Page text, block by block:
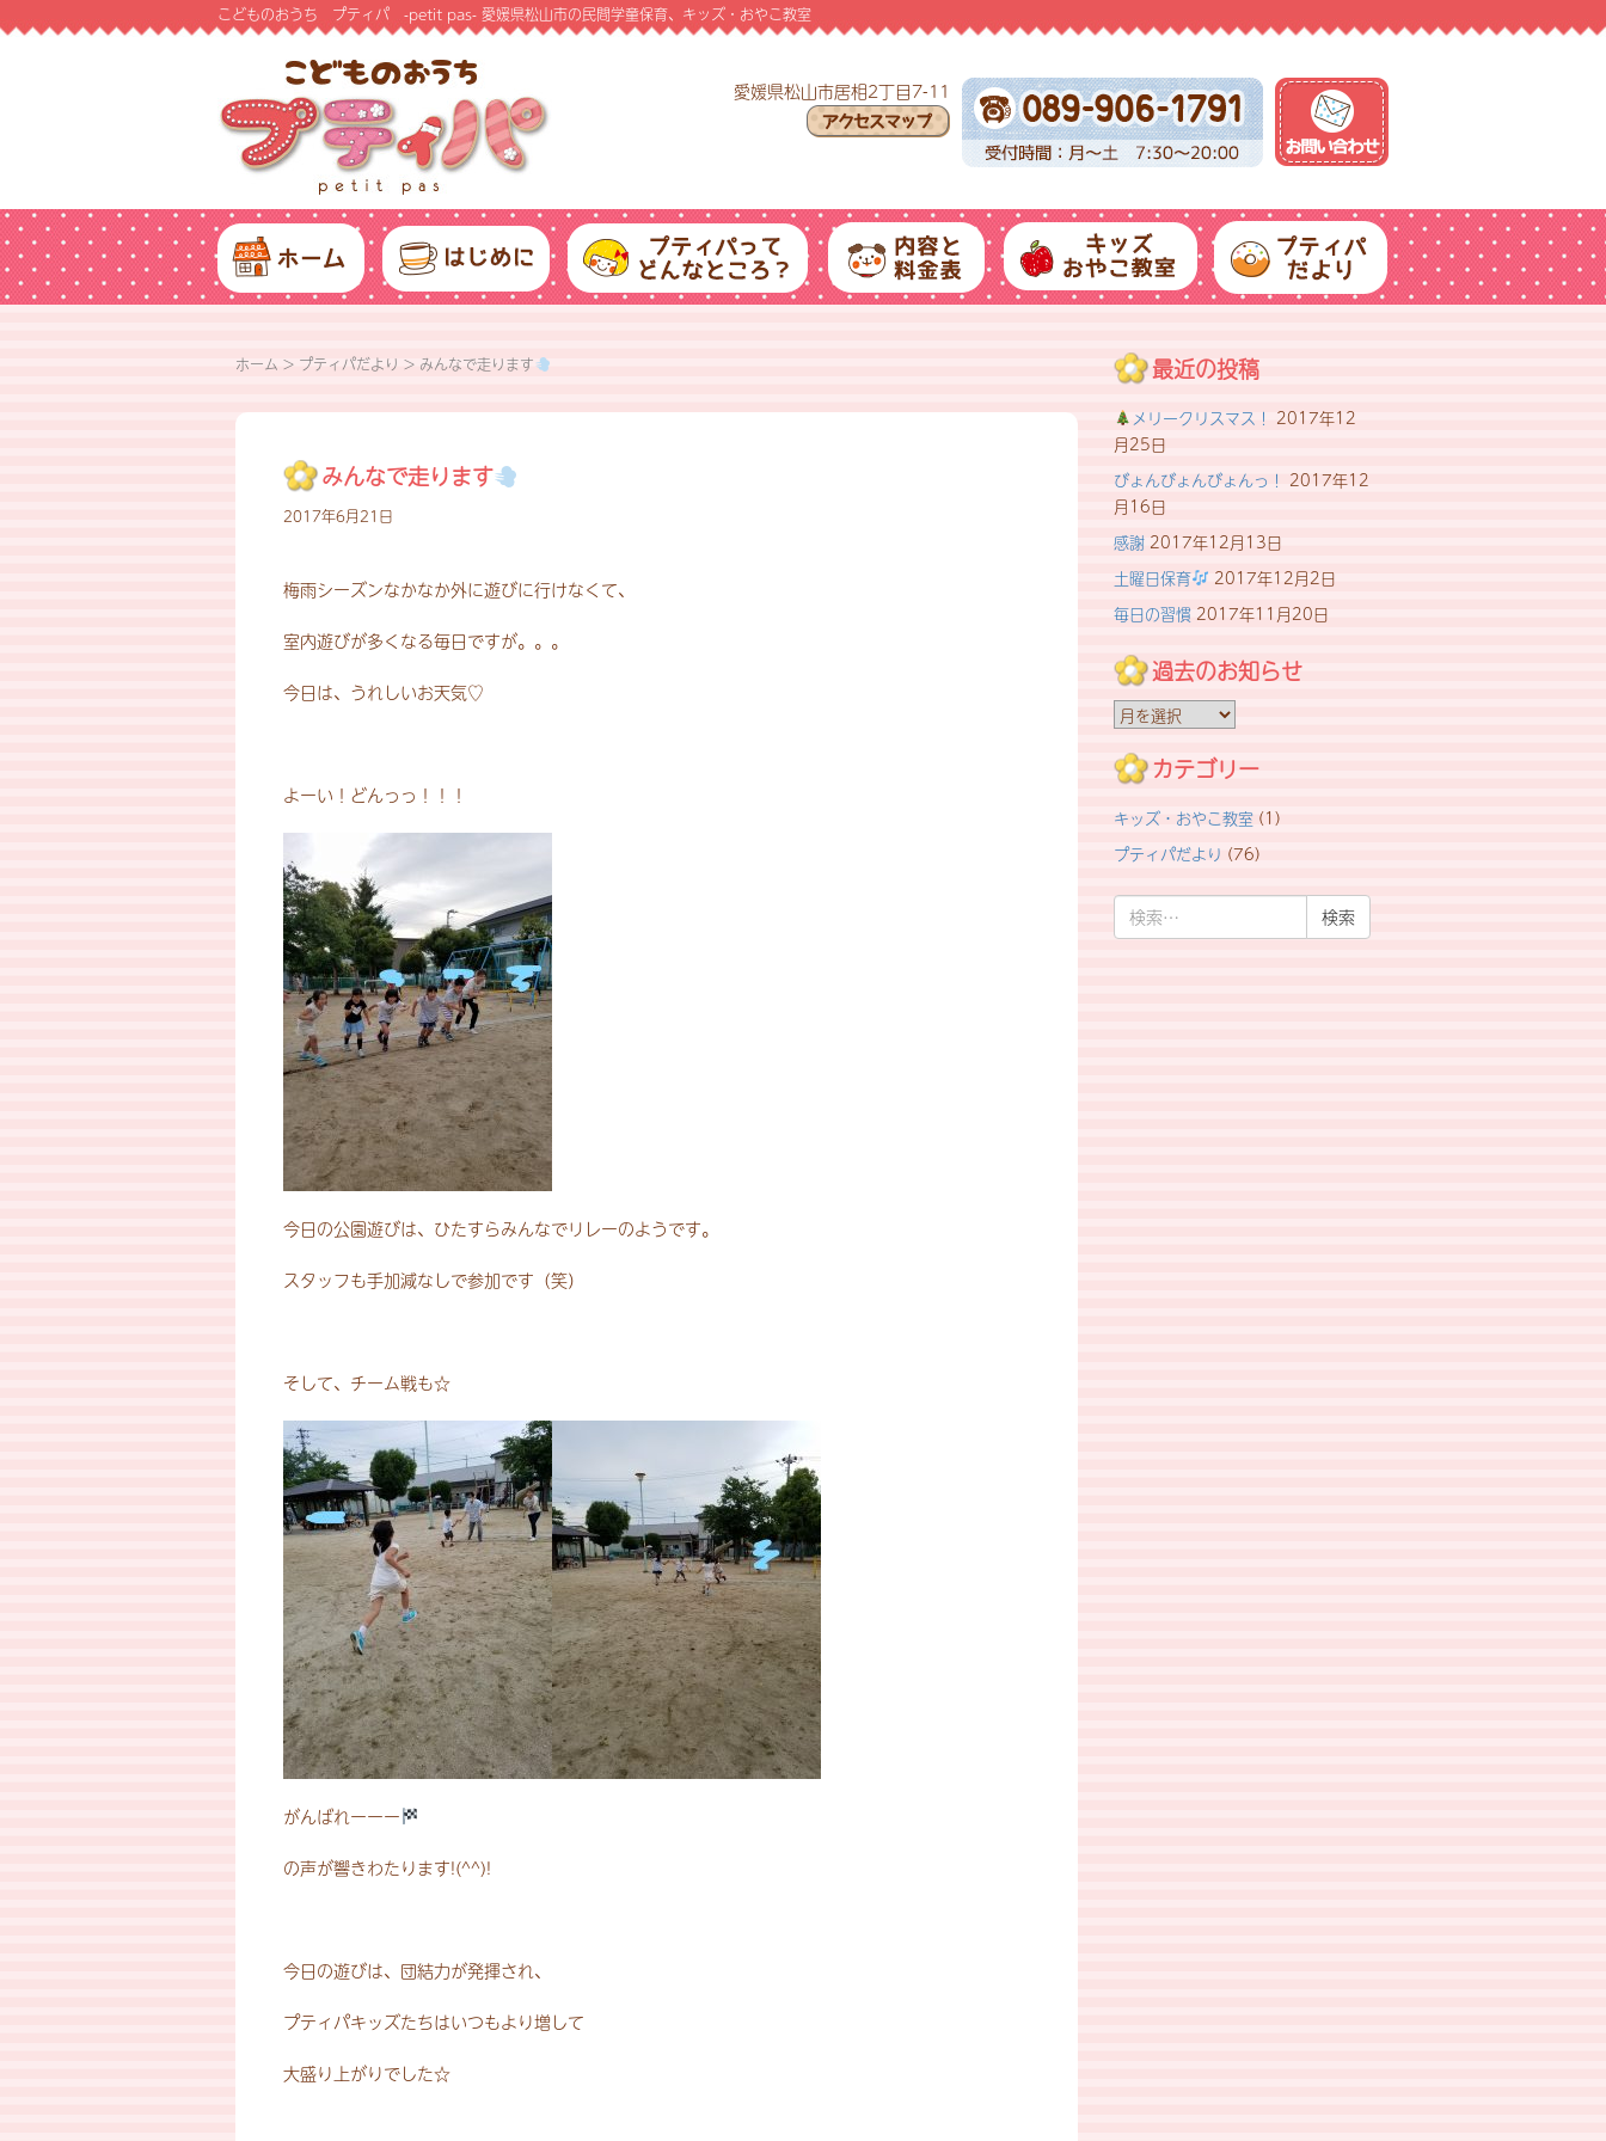
こどものおうち プティパ -petit pas- 愛媛県松山市の民間学童保育、キッズ・おやこ教室
愛媛県松山市居相2丁目7-11
ホーム > プティパだより > みんなで走ります
みんなで走ります
2017年6月21日
梅雨シーズンなかなか外に遊びに行けなくて、
室内遊びが多くなる毎日ですが。。。
今日は、うれしいお天気♡
よーい！どんっっ！！！
今日の公園遊びは、ひたすらみんなでリレーのようです。
スタッフも手加減なしで参加です（笑）
そして、チーム戦も☆
がんばれーーー
の声が響きわたります!(^^)!
今日の遊びは、団結力が発揮され、
プティパキッズたちはいつもより増して
大盛り上がりでした☆
最近の投稿
メリークリスマス！ 2017年12
月25日
びょんびょんびょんっ！ 2017年12
月16日
感謝 2017年12月13日
土曜日保育
2017年12月2日
毎日の習慣 2017年11月20日
過去のお知らせ
過
の
お
知
ら
カテゴリー
キッズ・おやこ教室 (1)
プティパだより (76)
検
索: